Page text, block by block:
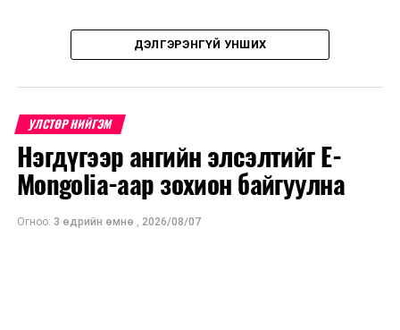
ДЭЛГЭРЭНГҮЙ УНШИХ
УЛСТӨР НИЙГЭМ
Нэгдүгээр ангийн элсэлтийг E-
Mongolia-аар зохион байгуулна
Огноо: 3 өдрийн өмнө , 2026/08/07